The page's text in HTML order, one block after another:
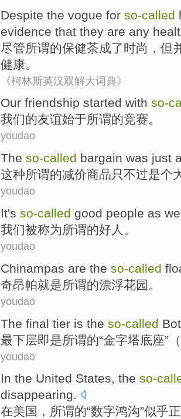
Despite the vogue for so-called
evidence that they are any
尽管所谓的保健茶成了时尚 ， 但
健康。
《柯林斯英汉双解大词典》
Our friendship started with so-
我们的友谊始于所谓的竞赛。
youdao
The so-called bargain was just
这种所谓的减价商品只不过是个
youdao
It's so-called good people as we
我们被称为所谓的好人 。
youdao
Chinampas are the so-called
奇昂帕就是所谓的漂浮花园。
youdao
The final tier is the so-called
最下层即是所谓的“金字塔底座”（
youdao
In the United States, the so-
disappearing.
在美国 ， 所谓的“数字鸿沟”似乎